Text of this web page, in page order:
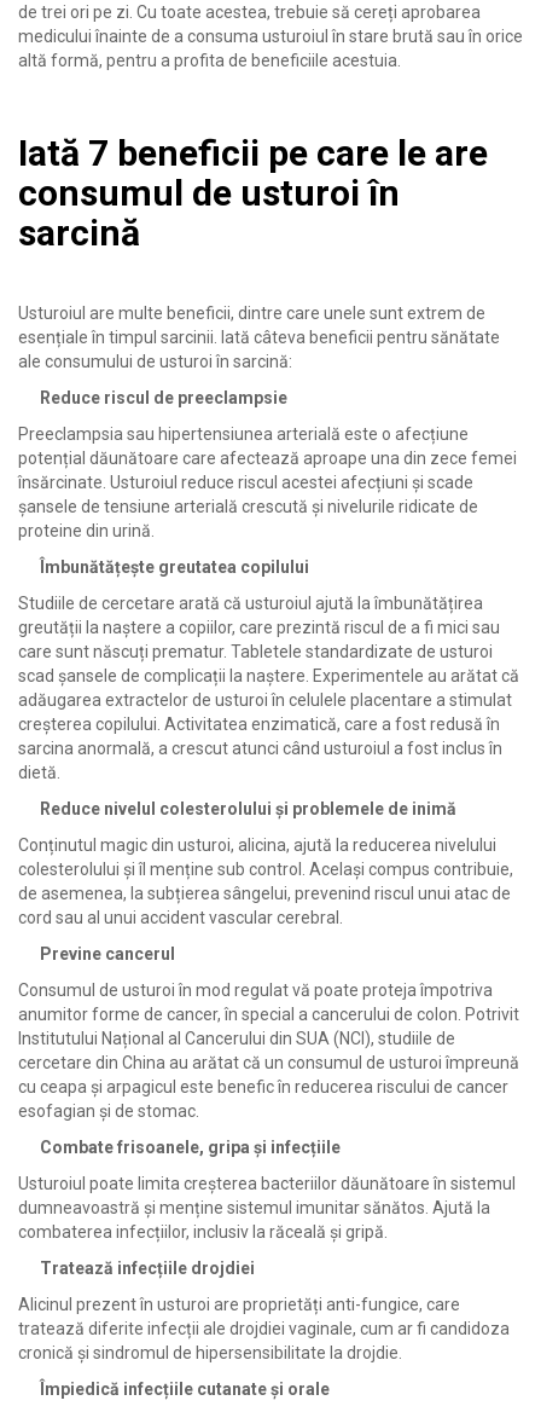
de trei ori pe zi. Cu toate acestea, trebuie să cereți aprobarea
medicului înainte de a consuma usturoiul în stare brută sau în orice
altă formă, pentru a profita de beneficiile acestuia.
Iată 7 beneficii pe care le are
consumul de usturoi în
sarcină
Usturoiul are multe beneficii, dintre care unele sunt extrem de
esențiale în timpul sarcinii. Iată câteva beneficii pentru sănătate
ale consumului de usturoi în sarcină:
Reduce riscul de preeclampsie
Preeclampsia sau hipertensiunea arterială este o afecțiune
potențial dăunătoare care afectează aproape una din zece femei
însărcinate. Usturoiul reduce riscul acestei afecțiuni și scade
șansele de tensiune arterială crescută și nivelurile ridicate de
proteine ​​din urină.
Îmbunătățește greutatea copilului
Studiile de cercetare arată că usturoiul ajută la îmbunătățirea
greutății la naștere a copiilor, care prezintă riscul de a fi mici sau
care sunt născuți prematur. Tabletele standardizate de usturoi
scad șansele de complicații la naștere. Experimentele au arătat că
adăugarea extractelor de usturoi în celulele placentare a stimulat
creșterea copilului. Activitatea enzimatică, care a fost redusă în
sarcina anormală, a crescut atunci când usturoiul a fost inclus în
dietă.
Reduce nivelul colesterolului și problemele de inimă
Conținutul magic din usturoi, alicina, ajută la reducerea nivelului
colesterolului și îl menține sub control. Același compus contribuie,
de asemenea, la subțierea sângelui, prevenind riscul unui atac de
cord sau al unui accident vascular cerebral.
Previne cancerul
Consumul de usturoi în mod regulat vă poate proteja împotriva
anumitor forme de cancer, în special a cancerului de colon. Potrivit
Institutului Național al Cancerului din SUA (NCI), studiile de
cercetare din China au arătat că un consumul de usturoi împreună
cu ceapa și arpagicul este benefic în reducerea riscului de cancer
esofagian și de stomac.
Combate frisoanele, gripa și infecțiile
Usturoiul poate limita creșterea bacteriilor dăunătoare în sistemul
dumneavoastră și menține sistemul imunitar sănătos. Ajută la
combaterea infecțiilor, inclusiv la răceală și gripă.
Tratează infecțiile drojdiei
Alicinul prezent în usturoi are proprietăți anti-fungice, care
tratează diferite infecții ale drojdiei vaginale, cum ar fi candidoza
cronică și sindromul de hipersensibilitate la drojdie.
Împiedică infecțiile cutanate și orale